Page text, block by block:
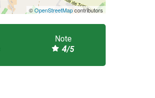
©OpenStreetMapcontributors
Note
4/5